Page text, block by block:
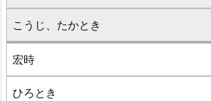
こうじ、たかとき
宏時
ひろとき